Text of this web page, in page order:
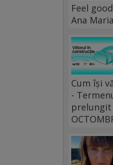
Feel
Ana
Cum își
-
prelungit